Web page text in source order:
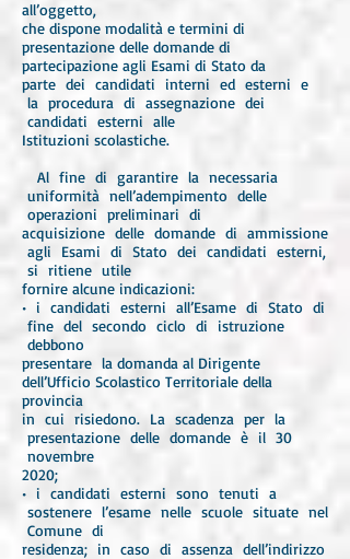
all’oggetto,
che dispone modalità e termini di
presentazione delle domande di
partecipazione agli Esami di Stato da
parte dei candidati interni ed esterni e
la procedura di assegnazione dei
candidati esterni alle
Istituzioni scolastiche.
Al fine di garantire la necessaria
uniformità nell’adempimento delle
operazioni preliminari di
acquisizione delle domande di ammissione
agli Esami di Stato dei candidati esterni,
si ritiene utile
fornire alcune indicazioni:
• i candidati esterni all’Esame di Stato di
fine del secondo ciclo di istruzione
debbono
presentare la domanda al Dirigente
dell’Ufficio Scolastico Territoriale della
provincia
in cui risiedono. La scadenza per la
presentazione delle domande è il 30
novembre
2020;
• i candidati esterni sono tenuti a
sostenere l’esame nelle scuole situate nel
Comune di
residenza; in caso di assenza dell’indirizzo